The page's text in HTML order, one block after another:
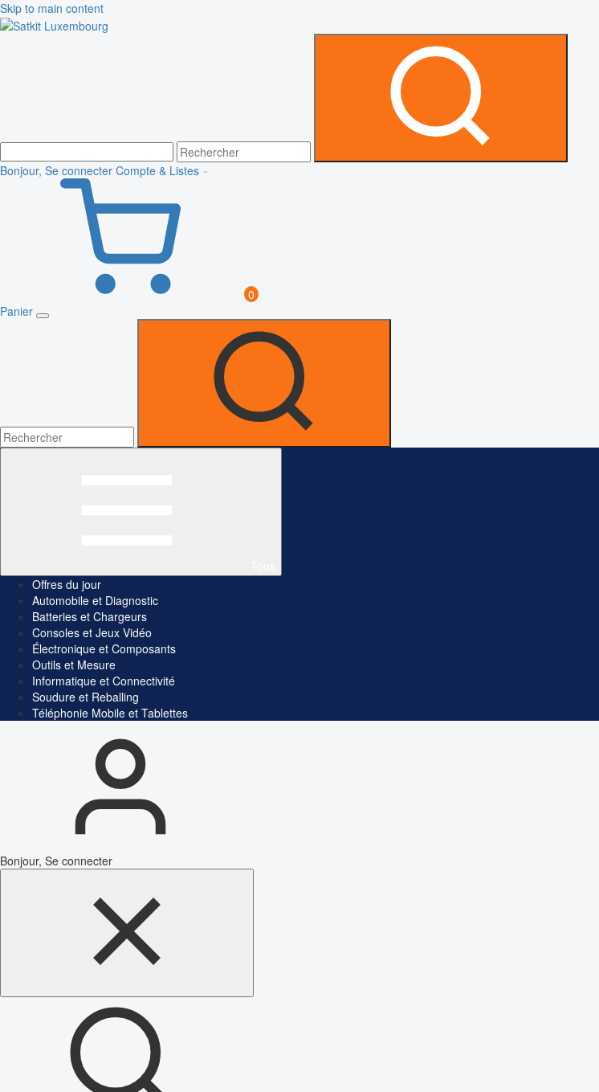
Skip to main content
Bonjour, Se connecter Compte & Listes
0
Panier
Offres du jour
Automobile et Diagnostic
Batteries et Chargeurs
Consoles et Jeux Vidéo
Électronique et Composants
Outils et Mesure
Informatique et Connectivité
Soudure et Reballing
Téléphonie Mobile et Tablettes
Bonjour, Se connecter